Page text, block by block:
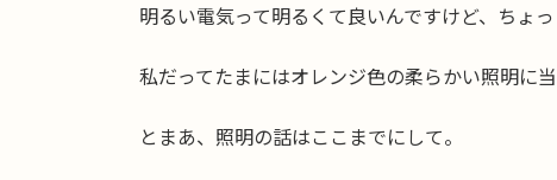
明るい電気って明るくて良いんですけど、ちょ
私だってたまにはオレンジ色の柔らかい照明に
とまあ、照明の話はここまでにして。